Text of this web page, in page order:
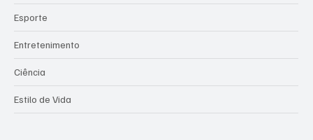
Esporte
Entretenimento
Ciência
Estilo de Vida